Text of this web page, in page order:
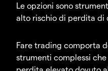
Le opzioni sono
alto rischio di perdita di
Fare trading comporta
strumenti complessi